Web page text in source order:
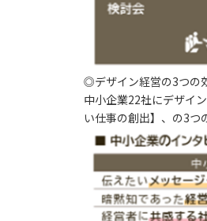
◎デザイン経営の3つの
中小企業22社にデザイ
い仕事の創出】、の3つ